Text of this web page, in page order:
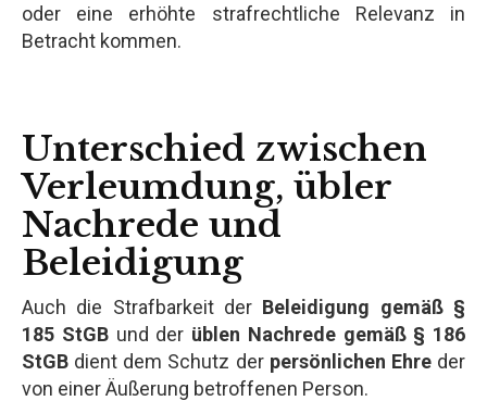
oder eine erhöhte strafrechtliche Relevanz in
Betracht kommen.
Unterschied zwischen
Verleumdung, übler
Nachrede und
Beleidigung
Auch die Strafbarkeit der Beleidigung gemäß §
185 StGBund der üblen Nachrede gemäß § 186
StGB dient dem Schutz der persönlichen Ehreder
von einer Äußerung betroffenen Person.